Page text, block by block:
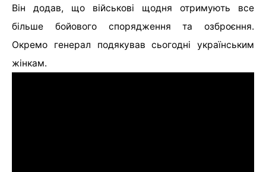
Він додав, що військові щодня отримують все
більше бойового спорядження та озброєння.
Окремо генерал подякував сьогодні українським
жінкам.